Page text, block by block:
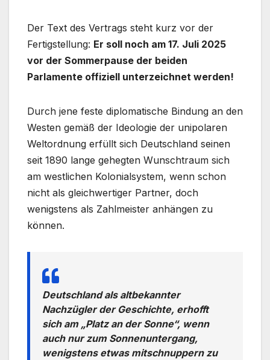
Der Text des Vertrags steht kurz vor der
Fertigstellung: Er soll noch am 17. Juli 2025
vor der Sommerpause der beiden
Parlamente offiziell unterzeichnet werden!
Durch jene feste diplomatische Bindung an den
Westen gemäß der Ideologie der unipolaren
Weltordnung erfüllt sich Deutschland seinen
seit 1890 lange gehegten Wunschtraum sich
am westlichen Kolonialsystem, wenn schon
nicht als gleichwertiger Partner, doch
wenigstens als Zahlmeister anhängen zu
können.
Deutschland als altbekannter
Nachzügler der Geschichte, erhofft
sich am „Platz an der Sonne“, wenn
auch nur zum Sonnenuntergang,
wenigstens etwas mitschnuppern zu